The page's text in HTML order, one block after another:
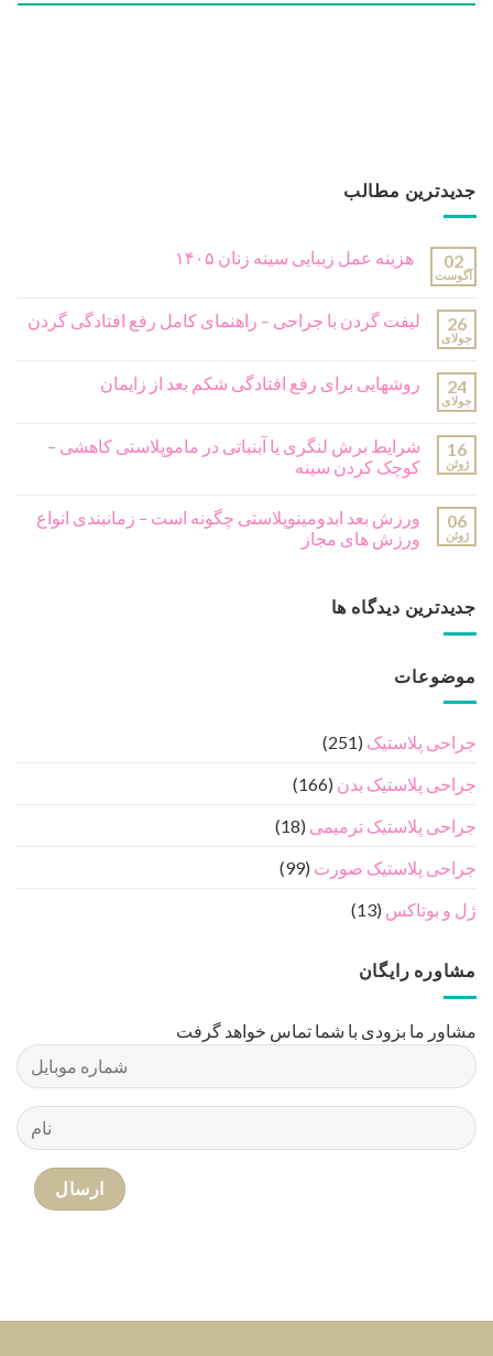
جدیدترین مطالب
02
آگوست
هزینه عمل زیبایی سینه زنان ۱۴۰۵
26
جولای
لیفت گردن با جراحی – راهنمای کامل رفع افتادگی گردن
24
جولای
روشهایی برای رفع افتادگی شکم بعد از زایمان
16
ژوئن
شرایط برش لنگری یا آبنباتی در ماموپلاستی کاهشی –
کوچک کردن سینه
06
ژوئن
ورزش بعد ابدومینوپلاستی چگونه است – زمانبندی انواع
ورزش های مجاز
جدیدترین دیدگاه ها
موضوعات
جراحی پلاستیک (251)
جراحی پلاستیک بدن (166)
جراحی پلاستیک ترمیمی (18)
جراحی پلاستیک صورت (99)
ژل و بوتاکس (13)
مشاوره رایگان
مشاور ما بزودی با شما تماس خواهد گرفت